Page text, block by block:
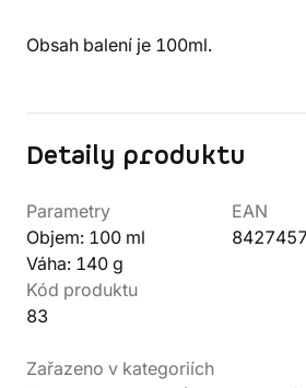
Obsah balení je 100ml.
Detaily produktu
Parametry
Objem: 100 ml
Váha: 140 g
EAN
Kód produktu
83
Zařazeno v kategoriích